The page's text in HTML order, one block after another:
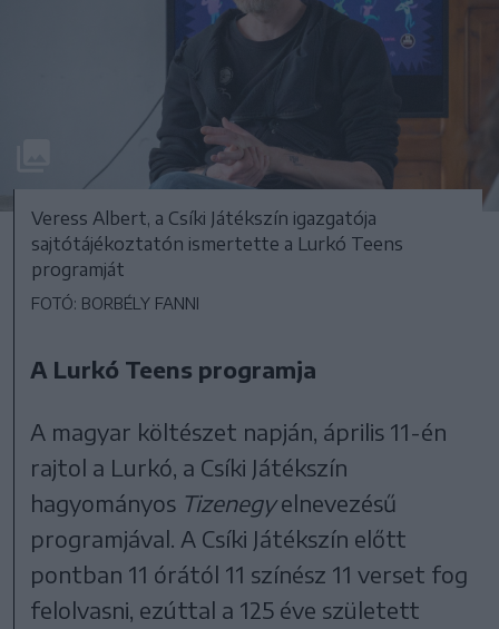
Veress Albert, a Csíki Játékszín igazgatója
sajtótájékoztatón ismertette a Lurkó Teens
programját
FOTÓ: BORBÉLY FANNI
A Lurkó Teens programja
A magyar költészet napján, április 11-én
rajtol a Lurkó, a Csíki Játékszín
hagyományos Tizenegyelnevezésű
programjával. A Csíki Játékszín előtt
pontban 11 órától 11 színész 11 verset fog
felolvasni, ezúttal a 125 éve született